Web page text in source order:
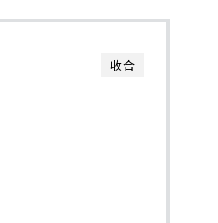
收合